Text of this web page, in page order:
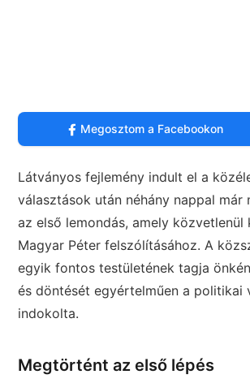
Megosztom a Facebookon
Látványos fejlemény indult el a
választások után néhány nappal már
az első lemondás, amely közvetlenül
Magyar Péter felszólításához. A
egyik fontos testületének tagja
és döntését egyértelműen a politikai
indokolta.
Megtörtént az első lépés